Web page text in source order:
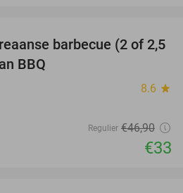
30%
barbecue (2 of 2,5
BBQ
8.6 star
Regulier €46,90
€33